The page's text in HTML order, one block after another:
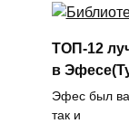
ТОП-12
в
Эфес был
так и